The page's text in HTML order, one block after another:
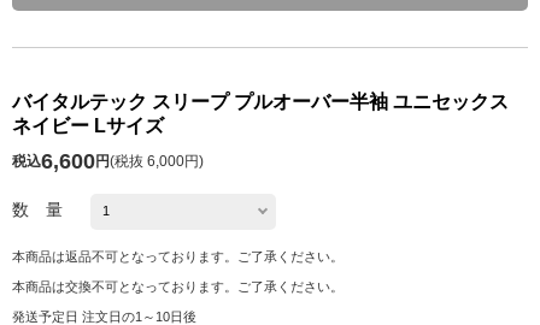
バイタルテック スリープ プルオーバー半袖 ユニセックス
ネイビー Lサイズ
税込6,600円(税抜 6,000円)
数 量
本商品は返品不可となっております。ご了承ください。
本商品は交換不可となっております。ご了承ください。
発送予定日 注文日の1～10日後